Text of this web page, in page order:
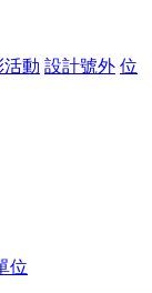
活動 設計號外 位
位